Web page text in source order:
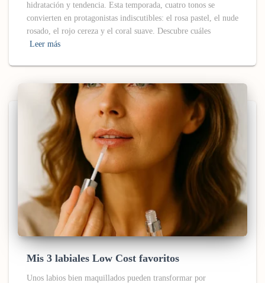
hidratación y tendencia. Esta temporada, cuatro tonos se
convierten en protagonistas indiscutibles: el rosa pastel, el nude
rosado, el rojo cereza y el coral suave. Descubre cuáles
Leer más
Mis 3 labiales Low Cost favoritos
Unos labios bien maquillados pueden transformar por